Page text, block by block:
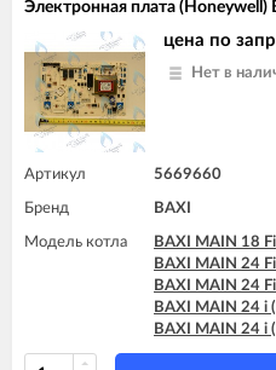
Электронная плата (Honeywell)
цена по
Нет в
Артикул 5669660
Бренд BAXI
Модель котла
BAXI MAIN 18 Fi
BAXI MAIN 24 Fi
BAXI MAIN 24 Fi
BAXI MAIN 24 i
BAXI MAIN 24 i